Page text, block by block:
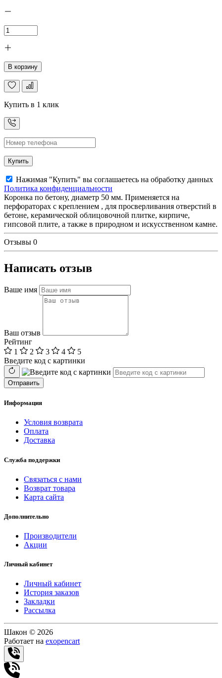
В корзину
Купить в 1 клик
Купить
Нажимая "Купить" вы соглашаетесь на обработку данных
Политика конфиденциальности
Коронка по бетону, диаметр 50 мм. Применяется на
перфораторах с креплением , для просверливания отверстий в
бетоне, керамической облицовочной плитке, кирпиче,
гипсовой плите, а также в природном и искусственном камне.
Отзывы 0
Написать отзыв
Ваше имя
Ваш отзыв
Рейтинг
1
2 3 4
5
Введите код с картинки
Отправить
Информация
Условия возврата
Оплата
Доставка
Служба поддержки
Связаться с нами
Возврат товара
Карта сайта
Дополнительно
Производители
Акции
Личный кабинет
Личный кабинет
История заказов
Закладки
Рассылка
Шакон © 2026
Работает на exopencart